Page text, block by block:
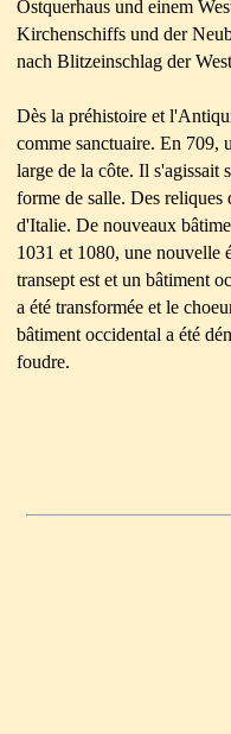
Ostquerhaus und einem
Kirchenschiffs und der
nach Blitzeinschlag der
Dès la préhistoire et
comme sanctuaire. En 709,
large de la côte. Il s'agissait
forme de salle. Des reliques
d'Italie. De nouveaux
1031 et 1080, une nouvelle
transept est et un bâtiment
a été transformée et le
bâtiment occidental a été
foudre.